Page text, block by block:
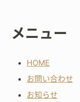
メニュー
HOME
お問い合わせ
お知らせ